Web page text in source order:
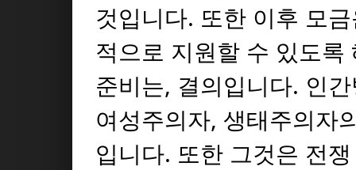
것입니다. 또한 이후 모
적으로 지원할 수 있도
준비는, 결의입니다. 인
여성주의자, 생태주의자
입니다. 또한 그것은 전